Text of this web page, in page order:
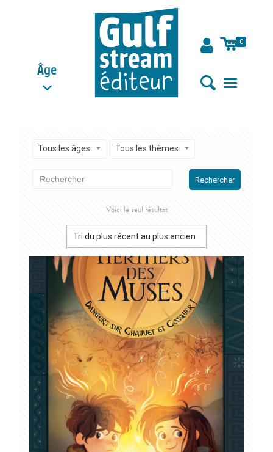
Âge
0
Tous les âges Tous les thèmes
Rechercher
Voici le seul résultat